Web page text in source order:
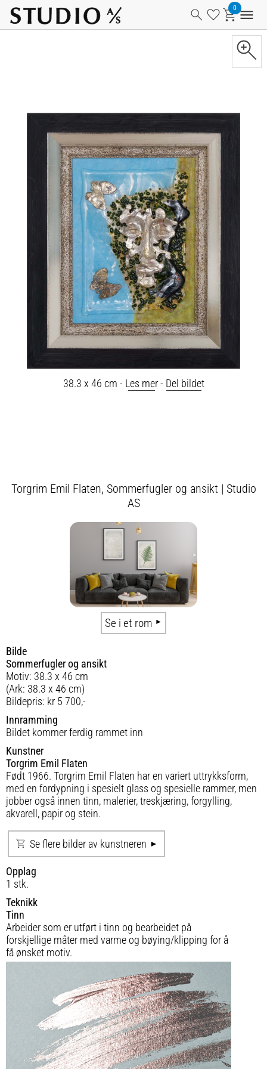
38.3 x 46 cm - Les mer- Del bildet
Torgrim Emil Flaten, Sommerfugler og ansikt | Studio
AS
Se i et rom
Bilde
Sommerfugler og ansikt
Motiv: 38.3 x 46 cm
(Ark: 38.3 x 46 cm)
Bildepris: kr 5 700,-
Innramming
Bildet kommer ferdig rammet inn
Kunstner
Torgrim Emil Flaten
Født 1966. Torgrim Emil Flaten har en variert uttrykksform,
med en fordypning i spesielt glass og spesielle rammer, men
jobber også innen tinn, malerier, treskjæring, forgylling,
akvarell, papir og stein.
Se flere bilder av kunstneren
Opplag
1 stk.
Teknikk
Tinn
Arbeider som er utført i tinn og bearbeidet på
forskjellige måter med varme og bøying/klipping for å
få ønsket motiv.